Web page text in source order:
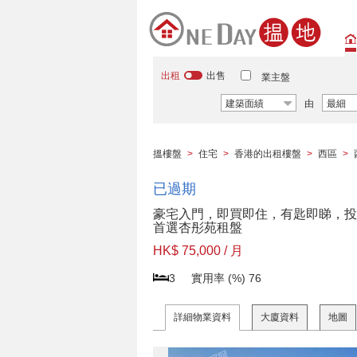
出租 出售 業主盤
建築面績 由 最細
搵樓盤 > 住宅 > 香港的出租樓盤 > 西區 >
已過期
豪宅入門，即買即住，有匙即睇，
首選杏彤苑租盤
HK$ 75,000 / 月
3 實用率 (%) 76
詳細物業資料 大廈資料 地圖